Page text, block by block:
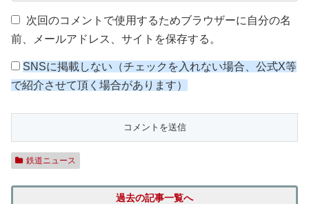
次回のコメントで使用するためブラウザーに自分の名
前、メールアドレス、サイトを保存する。
SNSに掲載しない（チェックを入れない場合、公式X等
で紹介させて頂く場合があります）
鉄道ニュース
過去の記事一覧へ